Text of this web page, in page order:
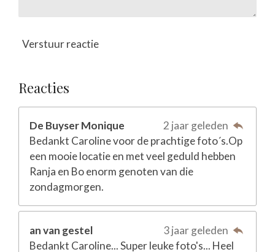
Verstuur reactie
Reacties
De Buyser Monique
2 jaar geleden
Bedankt Caroline voor de prachtige foto´s.Op
een mooie locatie en met veel geduld hebben
Ranja en Bo enorm genoten van die
zondagmorgen.
an van gestel
3 jaar geleden
Bedankt Caroline... Super leuke foto's... Heel